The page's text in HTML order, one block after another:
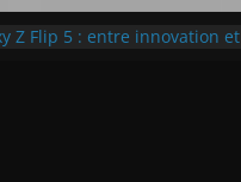
Z Flip 5 : entre innovation et
White
McLaren P1